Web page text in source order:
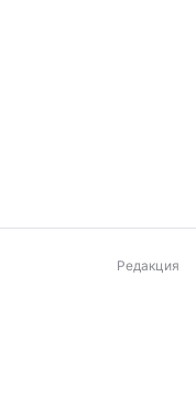
Редакция